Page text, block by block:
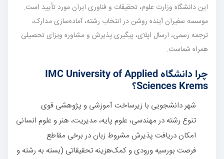
این دانشگاه وزارت علوم، تحقیقات و فناوری ایران مورد تأیید است.
موسسه سفیران آینده روشن در انتخاب رشته، آماده‌سازی مدارک،
ترجمه رسمی، ارسال اپلای، پیگیری پذیرش و مشاوره ویزای تحصیلی
همراه شماست.
چرا دانشگاه IMC University of Applied
Sciences Krems؟
شهر دانشجویی با زیرساخت آموزشی و پژوهشی قوی
تنوع رشته در مهندسی، علوم پایه، مدیریت، هنر و علوم انسانی
امکان دریافت پذیرش مشروط زبان در برخی مقاطع
فرصت بورسیه ورودی و کمک‌هزینه تحقیقاتی (بسته به رشته و